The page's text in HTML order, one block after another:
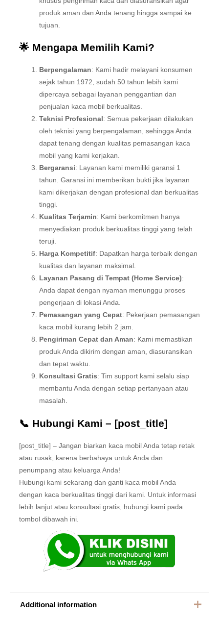
produk aman dan Anda tenang hingga sampai ke
tujuan.
🌟 Mengapa Memilih Kami?
Berpengalaman: Kami hadir melayani konsumen
sejak tahun 1972, sudah 50 tahun lebih kami
dipercaya sebagai layanan penggantian dan
penjualan kaca mobil berkualitas.
Teknisi Profesional : Semua pekerjaan dilakukan
oleh teknisi yang berpengalaman, sehingga Anda
dapat tenang dengan kualitas pemasangan kaca
mobil yang kami kerjakan.
Bergaransi: Layanan kami memiliki garansi 1
tahun. Garansi ini memberikan bukti jika layanan
kami dikerjakan dengan profesional dan berkualitas
tinggi.
Kualitas Terjamin: Kami berkomitmen hanya
menyediakan produk berkualitas tinggi yang telah
teruji.
Harga Kompetitif: Dapatkan harga terbaik dengan
kualitas dan layanan maksimal.
Layanan Pasang di Tempat (Home Service):
Anda dapat dengan nyaman menunggu proses
pengerjaan di lokasi Anda.
Pemasangan yang Cepat: Pekerjaan pemasangan
kaca mobil kurang lebih 2 jam.
Pengiriman Cepat dan Aman: Kami memastikan
produk Anda dikirim dengan aman, diasuransikan
dan tepat waktu.
Konsultasi Gratis: Tim support kami selalu siap
membantu Anda dengan setiap pertanyaan atau
masalah.
📞 Hubungi Kami – [post_title]
[post_title] – Jangan biarkan kaca mobil Anda tetap retak
atau rusak, karena berbahaya untuk Anda dan
penumpang atau keluarga Anda!
Hubungi kami sekarang dan ganti kaca mobil Anda
dengan kaca berkualitas tinggi dari kami. Untuk informasi
lebih lanjut atau konsultasi gratis, hubungi kami pada
tombol dibawah ini.
Additional information